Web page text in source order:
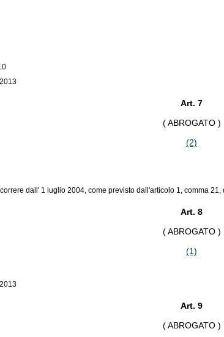
Art. 7
( ABROGATO )
(2)
dall' 1 luglio 2004, come previsto dall'articolo 1, comma 21,
Art. 8
( ABROGATO )
(1)
Art. 9
( ABROGATO )